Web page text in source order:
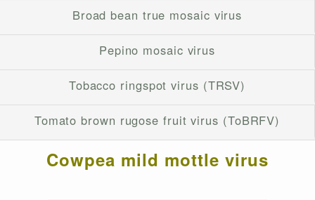
Broad bean true mosaic virus
Pepino mosaic virus
Tobacco ringspot virus (TRSV)
Tomato brown rugose fruit virus (ToBRFV)
Cowpea mild mottle virus